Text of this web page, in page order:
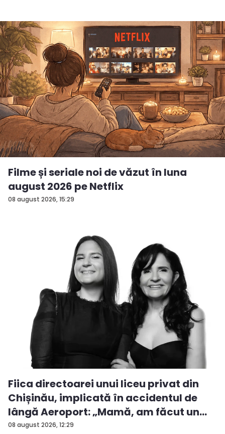
08 august 2026, 15:29
Filme și seriale noi de văzut în luna
august 2026 pe Netflix
08 august 2026, 12:29
Fiica directoarei unui liceu privat din
Chișinău, implicată în accidentul de
lângă Aeroport: „Mamă, am făcut un
ac...